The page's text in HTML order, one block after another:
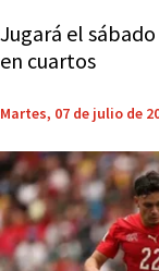
Jugará el
en cuartos
Martes, 07 de julio de